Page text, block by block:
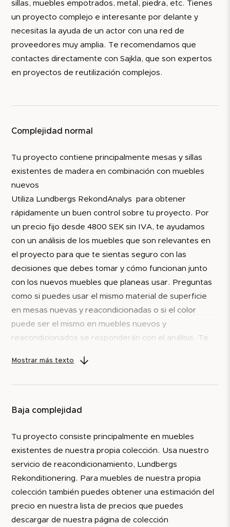
sillas, muebles empotrados, metal, piedra, etc. Tienes
un proyecto complejo e interesante por delante y
necesitas la ayuda de un actor con una red de
proveedores muy amplia. Te recomendamos que
contactes directamente con Sajkla, que son expertos
en proyectos de reutilización complejos.
Complejidad normal
Tu proyecto contiene principalmente mesas y sillas
existentes de madera en combinación con muebles
nuevos
Utiliza Lundbergs RekondAnalys para obtener
rápidamente un buen control sobre tu proyecto. Por
un precio fijo desde 4800 SEK sin IVA, te ayudamos
con un análisis de los muebles que son relevantes en
el proyecto para que te sientas seguro con las
decisiones que debes tomar y cómo funcionan junto
con los nuevos muebles que planeas usar. Preguntas
como si puedes usar el mismo material de superficie
en mesas nuevas y reacondicionadas o si el color
puede ser el mismo en muebles nuevos y
reacondicionados se responderán con el análisis. Te
con este análisis
Mostrar más texto
Baja complejidad
Tu proyecto consiste principalmente en muebles
existentes de nuestra propia colección. Usa nuestro
servicio de reacondicionamiento, Lundbergs
Rekonditionering. Para muebles de nuestra propia
colección también puedes obtener una estimación del
precio en nuestra lista de precios que puedes
descargar de nuestra página de colección